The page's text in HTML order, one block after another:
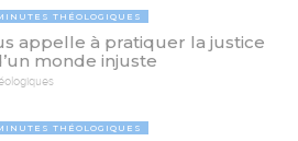
THÉOLOGIQUES
appelle à pratiquer la justice
monde injuste
THÉOLOGIQUES